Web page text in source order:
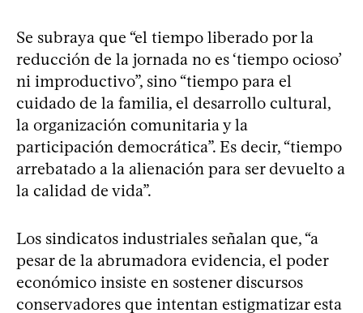
Se subraya que “el tiempo liberado por la
reducción de la jornada no es ‘tiempo ocioso’
ni improductivo”, sino “tiempo para el
cuidado de la familia, el desarrollo cultural,
la organización comunitaria y la
participación democrática”. Es decir, “tiempo
arrebatado a la alienación para ser devuelto a
la calidad de vida”.
Los sindicatos industriales señalan que, “a
pesar de la abrumadora evidencia, el poder
económico insiste en sostener discursos
conservadores que intentan estigmatizar esta